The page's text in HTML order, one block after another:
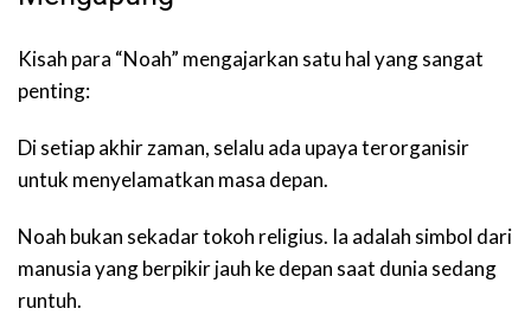
Kisah para “Noah” mengajarkan satu hal yang sangat
penting:
Di setiap akhir zaman, selalu ada upaya terorganisir
untuk menyelamatkan masa depan.
Noah bukan sekadar tokoh religius. Ia adalah simbol dari
manusia yang berpikir jauh ke depan saat dunia sedang
runtuh.